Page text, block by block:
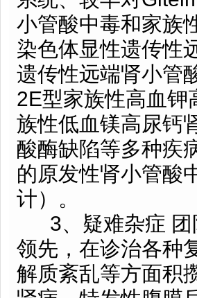
小管酸中毒和家族
染色体显性遗传性
遗传性远端肾小管
2E型家族性高血钾
族性低血镁高尿钙
酸酶缺陷等多种疾
的原发性肾小管酸
计）。
3、疑难杂症
领先，在诊治各种
解质紊乱等方面积